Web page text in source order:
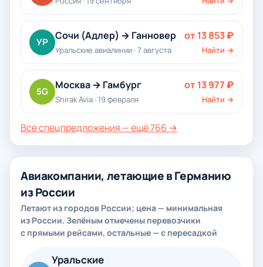
УР
Сочи (Адлер) → Ганновер
Уральские авиалинии · 7 августа
от 13 853 ₽
Найти →
5G
Москва → Гамбург
Shirak Avia · 19 февраля
от 13 977 ₽
Найти →
Все спецпредложения — ещё 766 →
Авиакомпании, летающие в Германию
из России
Летают из городов России; цена — минимальная
из России. Зелёным отмечены перевозчики
с прямыми рейсами, остальные — с пересадкой
Уральские